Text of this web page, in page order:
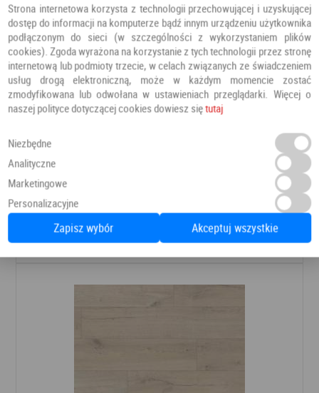
Panele Podłogowe Dab Patynowy Klasyczny Szary IMU3560 AC5 12 mm
Zapytaj o cenę
Dodaj do ulubionych
Strona internetowa korzysta z technologii przechowującej i uzyskującej
dostęp do informacji na komputerze bądź innym urządzeniu użytkownika
podłączonym do sieci (w szczególności z wykorzystaniem plików
cookies). Zgoda wyrażona na korzystanie z tych technologii przez stronę
internetową lub podmioty trzecie, w celach związanych ze świadczeniem
usług drogą elektroniczną, może w każdym momencie zostać
zmodyfikowana lub odwołana w ustawieniach przeglądarki. Więcej o
naszej polityce dotyczącej cookies dowiesz siętutaj
Niezbędne
Analityczne
Marketingowe
Personalizacyjne
Zapisz wybór Akceptuj wszystkie